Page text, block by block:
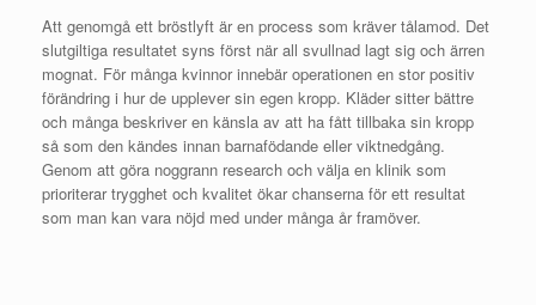
Att genomgå ett bröstlyft är en process som kräver tålamod. Det
slutgiltiga resultatet syns först när all svullnad lagt sig och ärren
mognat. För många kvinnor innebär operationen en stor positiv
förändring i hur de upplever sin egen kropp. Kläder sitter bättre
och många beskriver en känsla av att ha fått tillbaka sin kropp
så som den kändes innan barnafödande eller viktnedgång.
Genom att göra noggrann research och välja en klinik som
prioriterar trygghet och kvalitet ökar chanserna för ett resultat
som man kan vara nöjd med under många år framöver.